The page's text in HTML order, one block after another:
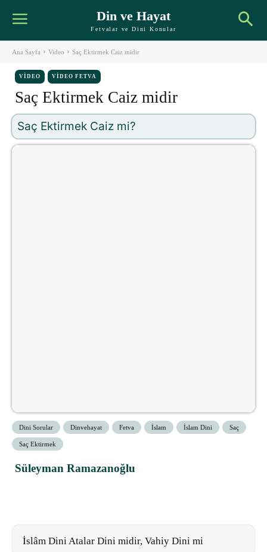
Din ve Hayat
Fetvalar ve Dini Konular
Ana Sayfa Video Saç Ektirmek Caiz midir
VIDEO VIDEO FETVA
Saç Ektirmek Caiz midir
Saç Ektirmek Caiz mi?
Dini Sorular Dinvehayat Fetva İslam İslam Dini Saç
Saç Ektirmek
Süleyman Ramazanoğlu
İslâm Dini Atalar Dini midir, Vahiy Dini mi